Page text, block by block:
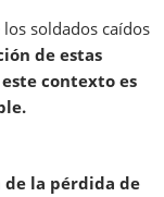
soldados caídos
de estas
contexto es
la pérdida de